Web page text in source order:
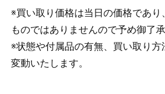
※買い取り価格は当日の価格であり
ものではありませんので予め御了承
※状態や付属品の有無、買い取り
変動いたします。